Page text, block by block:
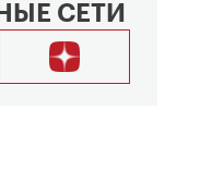
СЕТИ